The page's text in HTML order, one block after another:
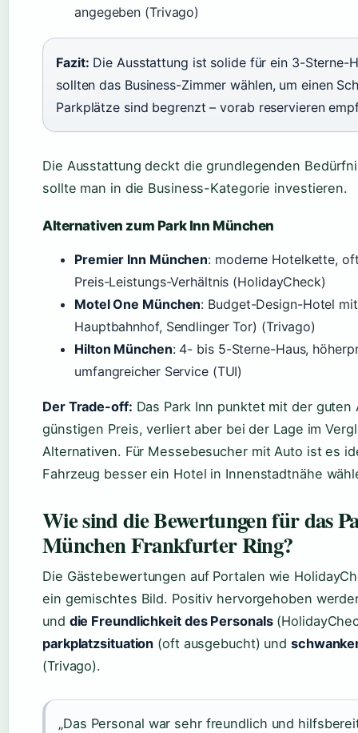
angegeben (Trivago)
Fazit: Die Ausstattung ist solide für ein 3-Sterne-
sollten das Business-Zimmer wählen, um einen
Parkplätze sind begrenzt – vorab reservieren
Die Ausstattung deckt die grundlegenden
sollte man in die Business-Kategorie investieren.
Alternativen zum Park Inn München
Premier Inn München: moderne Hotelkette,
Preis-Leistungs-Verhältnis (HolidayCheck)
Motel One München: Budget-Design-Hotel
Hauptbahnhof, Sendlinger Tor) (Trivago)
Hilton München: 4- bis 5-Sterne-Haus,
umfangreicher Service (TUI)
Der Trade-off: Das Park Inn punktet mit der
günstigen Preis, verliert aber bei der Lage im
Alternativen. Für Messebesucher mit Auto ist es
Fahrzeug besser ein Hotel in Innenstadtnähe
Wie sind die Bewertungen für das
München Frankfurter Ring?
Die Gästebewertungen auf Portalen wie
ein gemischtes Bild. Positiv hervorgehoben
und die Freundlichkeit des Personals
parkplatzsituation (oft ausgebucht) und
(Trivago).
„Das Personal war sehr freundlich und